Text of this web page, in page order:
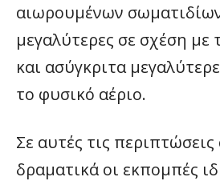
αιωρουμένων
μεγαλύτερες σε σχέση με
και ασύγκριτα
το φυσικό αέριο.
Σε αυτές τις
δραματικά οι εκπομπές